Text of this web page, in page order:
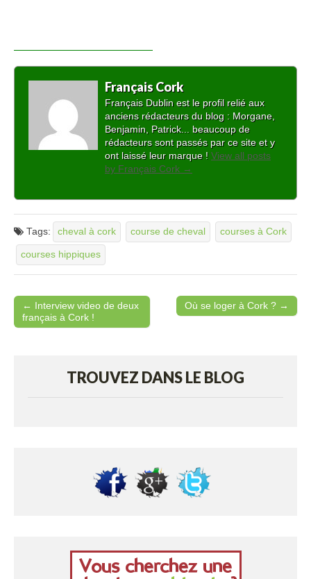
Français Cork
Français Dublin est le profil relié aux
anciens rédacteurs du blog : Morgane,
Benjamin, Patrick... beaucoup de
rédacteurs sont passés par ce site et y
ont laissé leur marque ! View all posts
by Français Cork →
Tags: cheval à cork course de cheval courses à Cork
courses hippiques
Post navigation
← Interview video de deux
français à Cork !
Où se loger à Cork ? →
TROUVEZ DANS LE BLOG